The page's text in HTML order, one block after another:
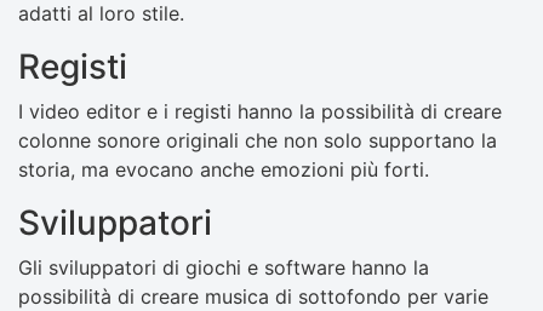
adatti al loro stile.
Registi
I video editor e i registi hanno la possibilità di creare
colonne sonore originali che non solo supportano la
storia, ma evocano anche emozioni più forti.
Sviluppatori
Gli sviluppatori di giochi e software hanno la
possibilità di creare musica di sottofondo per varie